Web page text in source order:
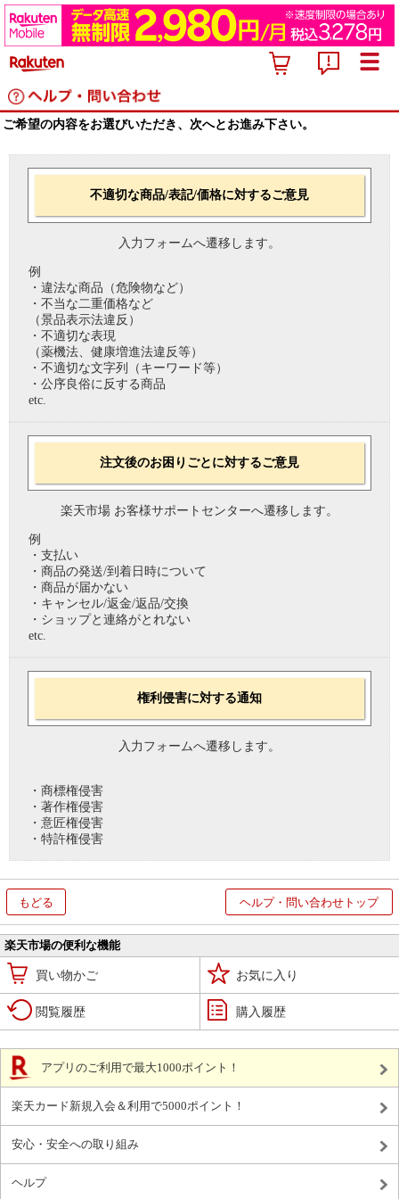
ご希望の内容をお選びいただき、次へとお進み下さい。
不適切な商品/表記/価格に対するご意見
入力フォームへ遷移します。
例
・違法な商品（危険物など）
・不当な二重価格など
（景品表示法違反）
・不適切な表現
（薬機法、健康増進法違反等）
・不適切な文字列（キーワード等）
・公序良俗に反する商品
etc.
注文後のお困りごとに対するご意見
楽天市場 お客様サポートセンターへ遷移します。
例
・支払い
・商品の発送/到着日時について
・商品が届かない
・キャンセル/返金/返品/交換
・ショップと連絡がとれない
etc.
権利侵害に対する通知
入力フォームへ遷移します。
・商標権侵害
・著作権侵害
・意匠権侵害
・特許権侵害
もどる ヘルプ・問い合わせトップ
楽天市場の便利な機能
買い物かご お気に入り
閲覧履歴 購入履歴
アプリのご利用で最大1000ポイント！
楽天カード新規入会＆利用で5000ポイント！
安心・安全への取り組み
ヘルプ